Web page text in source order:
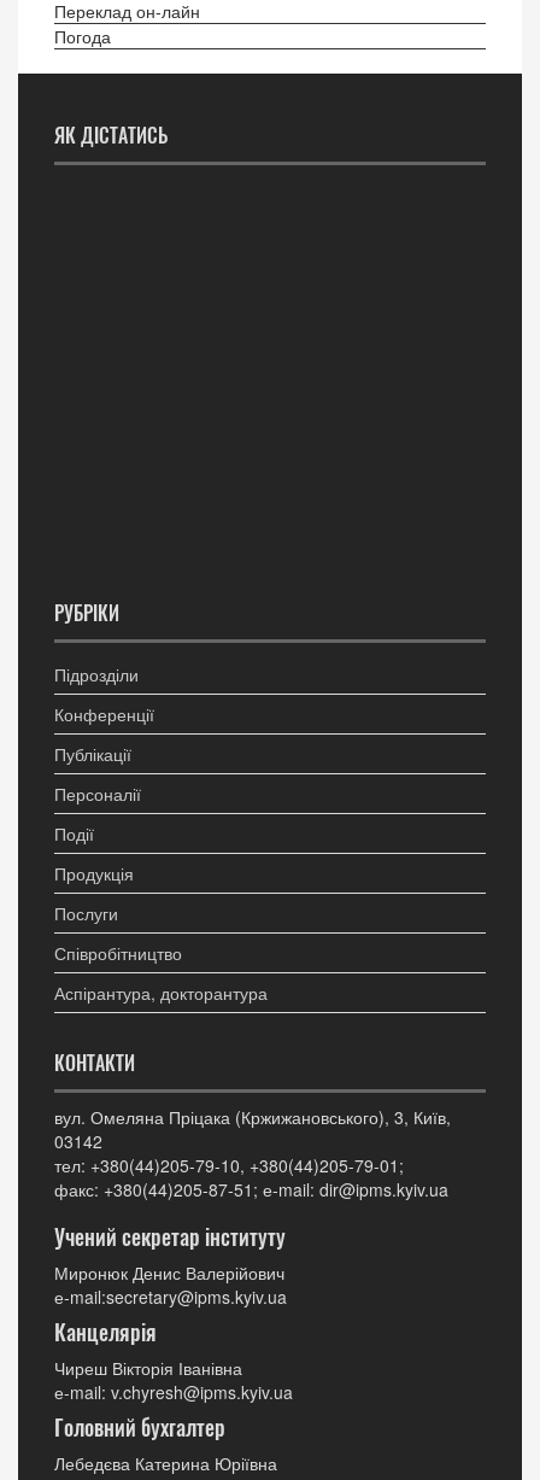
Переклад он-лайн
Погода
ЯК ДІСТАТИСЬ
РУБРІКИ
Підрозділи
Конференції
Публікації
Персоналії
Події
Продукція
Послуги
Співробітництво
Аспірантура, докторантура
КОНТАКТИ
вул. Омеляна Пріцака (Кржижановського), 3, Київ,
03142
тел: +380(44)205-79-10, +380(44)205-79-01;
факс: +380(44)205-87-51; е-mail: dir@ipms.kyiv.ua
Учений секретар інституту
Миронюк Денис Валерійович
е-mail:secretary@ipms.kyiv.ua
Канцелярія
Чиреш Вікторія Іванівна
е-mail: v.chyresh@ipms.kyiv.ua
Головний бухгалтер
Лебедєва Катерина Юріївна